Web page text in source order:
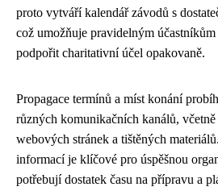
proto vytváří kalendář závodů s
což umožňuje pravidelným
podpořit charitativní účel opakovaně.
Propagace termínů a míst konání
různých komunikačních kanálů,
webových stránek a tištěných
informací je klíčové pro úspěšnou
potřebují dostatek času na přípravu a